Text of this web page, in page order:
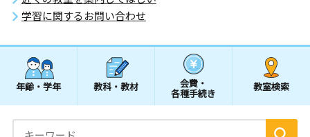
学習に関するお問い合わせ
年齢・学年 教科・教材 会費・
各種手続き
教室検索